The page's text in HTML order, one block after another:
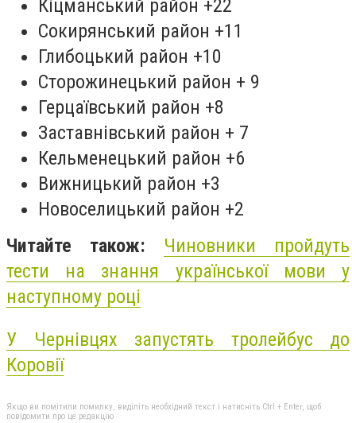
Кіцманський район +22
Сокирянський район +11
Глибоцький район +10
Сторожинецький район + 9
Герцаївський район +8
Заставнівський район + 7
Кельменецький район +6
Вижницький район +3
Новоселицький район +2
Читайте також: Чиновники пройдуть
тести на знання української мови у
наступному році
У Чернівцях запустять тролейбус до
Коровії
Якщо ви помітили помилку, виділіть необхідний текст і натисніть Ctrl + Enter, щоб
повідомити про це редакцію